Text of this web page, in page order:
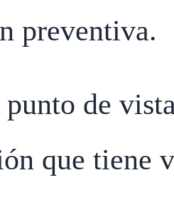
preventiva.
punto de
que tiene